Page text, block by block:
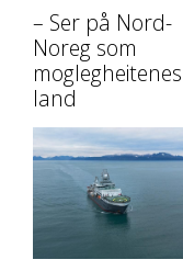
– Ser på Nord-
Noreg som
moglegheitenes
land